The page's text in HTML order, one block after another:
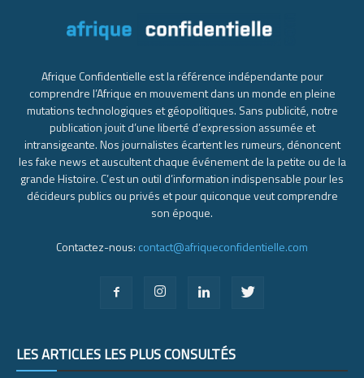
Afrique Confidentielle est la référence indépendante pour
comprendre l’Afrique en mouvement dans un monde en pleine
mutations technologiques et géopolitiques. Sans publicité, notre
publication jouit d’une liberté d’expression assumée et
intransigeante. Nos journalistes écartent les rumeurs, dénoncent
les fake news et auscultent chaque événement de la petite ou de la
grande Histoire. C’est un outil d’information indispensable pour les
décideurs publics ou privés et pour quiconque veut comprendre
son époque.
Contactez-nous: contact@afriqueconfidentielle.com
LES ARTICLES LES PLUS CONSULTÉS